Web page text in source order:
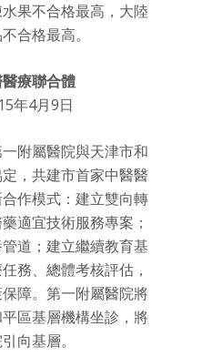
果不合格最高，大陸
合格最高。
療聯合體
年4月9日
附屬醫院與天津市和
，共建市首家中醫醫
作模式：建立雙向轉
適宜技術服務專案；
道；建立繼續教育基
務、總體考核評估，
障。第一附屬醫院將
區基層機構坐診，將
向基層。